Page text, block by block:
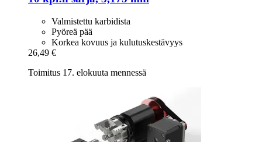
Valmistettu karbidista
Pyöreä pää
Korkea kovuus ja kulutuskestävyys
26,49 €
Toimitus 17. elokuuta mennessä